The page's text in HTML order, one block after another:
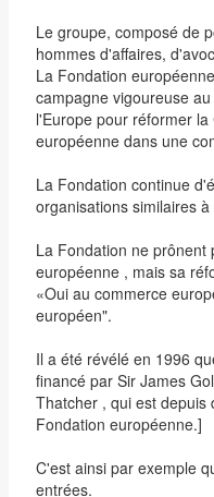
Le groupe, composé de
hommes d'affaires,
La Fondation
campagne vigoureuse
l'Europe pour réformer
européenne dans une
La Fondation continue
organisations similaires
La Fondation ne prônent
européenne , mais sa
«Oui au commerce
européen".
Il a été révélé en 1996
financé par Sir James
Thatcher , qui est depuis
Fondation européenne.]
C'est ainsi par exemple
entrées.